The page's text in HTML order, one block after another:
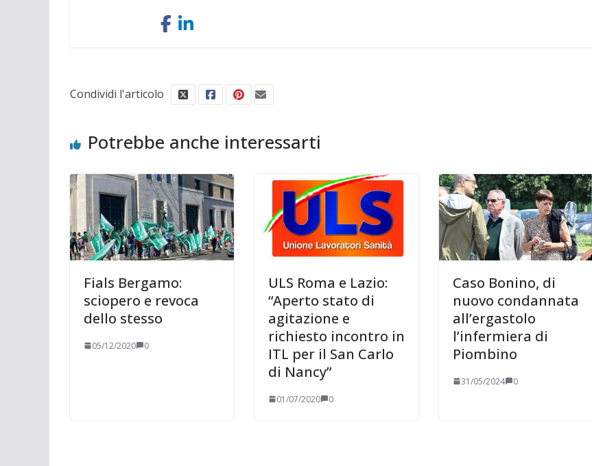
Condividi l'articolo
Potrebbe anche interessarti
Fials Bergamo:
sciopero e revoca
dello stesso
05/12/2020 0
ULS Roma e Lazio:
“Aperto stato di
agitazione e
richiesto incontro in
ITL per il San Carlo
di Nancy”
01/07/2020 0
Caso Bonino, di
nuovo condannata
all’ergastolo
l’infermiera di
Piombino
31/05/2024 0